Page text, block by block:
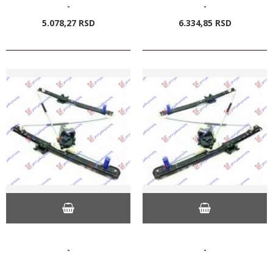
-
5.078,27 RSD
-
6.334,85 RSD
- -